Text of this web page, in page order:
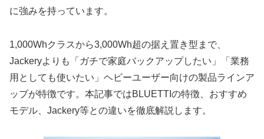
に強みを持っています。
1,000Whクラスから3,000Wh超の据え置き型まで、
Jackeryよりも「ガチで家庭バックアップしたい」「業務
用としても使いたい」ヘビーユーザー向けの製品ラインア
ップが特徴です。本記事ではBLUETTIの特徴、おすすめ
モデル、Jackery等との違いを徹底解説します。